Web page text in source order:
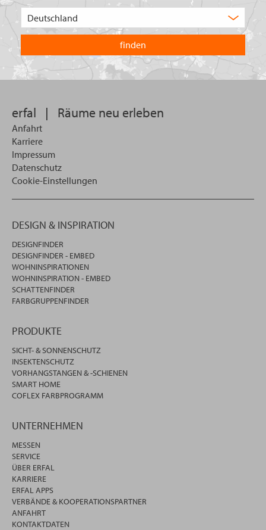
in
welchem
Land
Sie
suchen
erfal | Räume neu erleben
Anfahrt
Karriere
Impressum
Datenschutz
Cookie-Einstellungen
DESIGN & INSPIRATION
DESIGNFINDER
DESIGNFINDER - EMBED
WOHNINSPIRATIONEN
WOHNINSPIRATION - EMBED
SCHATTENFINDER
FARBGRUPPENFINDER
PRODUKTE
SICHT- & SONNENSCHUTZ
INSEKTENSCHUTZ
VORHANGSTANGEN & -SCHIENEN
SMART HOME
COFLEX FARBPROGRAMM
UNTERNEHMEN
MESSEN
SERVICE
ÜBER ERFAL
KARRIERE
ERFAL APPS
VERBÄNDE & KOOPERATIONSPARTNER
ANFAHRT
KONTAKTDATEN